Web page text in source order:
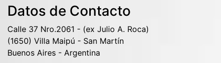
Datos de Contacto
Calle 37 Nro.2061 - (ex Julio A. Roca)
(1650) Villa Maipú - San Martín
Buenos Aires - Argentina